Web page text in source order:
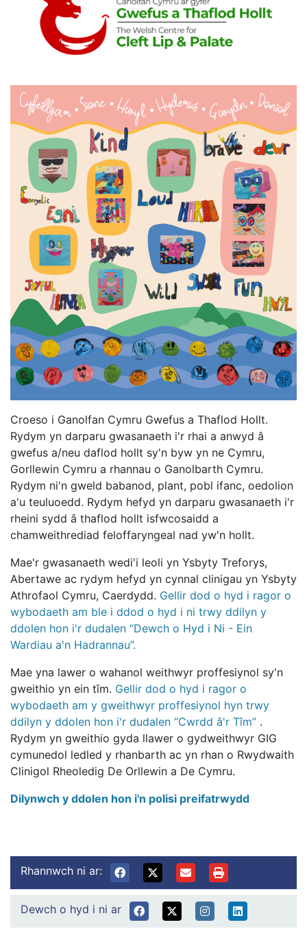
Croeso i Ganolfan Cymru Gwefus a Thaflod Hollt.
Rydym yn darparu gwasanaeth i'r rhai a anwyd â
gwefus a/neu daflod hollt sy'n byw yn ne Cymru,
Gorllewin Cymru a rhannau o Ganolbarth Cymru.
Rydym ni'n gweld babanod, plant, pobl ifanc, oedolion
a'u teuluoedd. Rydym hefyd yn darparu gwasanaeth i'r
rheini sydd â thaflod hollt isfwcosaidd a
chamweithrediad feloffaryngeal nad yw'n hollt.
Mae'r gwasanaeth wedi'i leoli yn Ysbyty Treforys,
Abertawe ac rydym hefyd yn cynnal clinigau yn Ysbyty
Athrofaol Cymru, Caerdydd. Gellir dod o hyd i ragor o
wybodaeth am ble i ddod o hyd i ni trwy ddilyn y
ddolen hon i'r dudalen “Dewch o Hyd i Ni - Ein
Wardiau a'n Hadrannau”.
Mae yna lawer o wahanol weithwyr proffesiynol sy'n
gweithio yn ein tîm. Gellir dod o hyd i ragor o
wybodaeth am y gweithwyr proffesiynol hyn trwy
ddilyn y ddolen hon i'r dudalen “Cwrdd â'r Tîm” .
Rydym yn gweithio gyda llawer o gydweithwyr GIG
cymunedol ledled y rhanbarth ac yn rhan o Rwydwaith
Clinigol Rheoledig De Orllewin a De Cymru.
Dilynwch y ddolen hon i'n polisi preifatrwydd
Rhannwch ni ar:
Dewch o hyd i ni ar